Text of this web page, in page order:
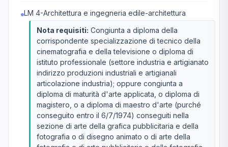
LM 4-Architettura e ingegneria edile-architettura
Nota requisiti: Congiunta a diploma della
corrispondente specializzazione di tecnico della
cinematografia e della televisione o diploma di
istituto professionale (settore industria e artigianato
indirizzo produzioni industriali e artigianali
articolazione industria); oppure congiunta a
diploma di maturità d'arte applicata, o diploma di
magistero, o a diploma di maestro d'arte (purché
conseguito entro il 6/7/1974) conseguiti nella
sezione di arte della grafica pubblicitaria e della
fotografia o di disegno animato o di arte della